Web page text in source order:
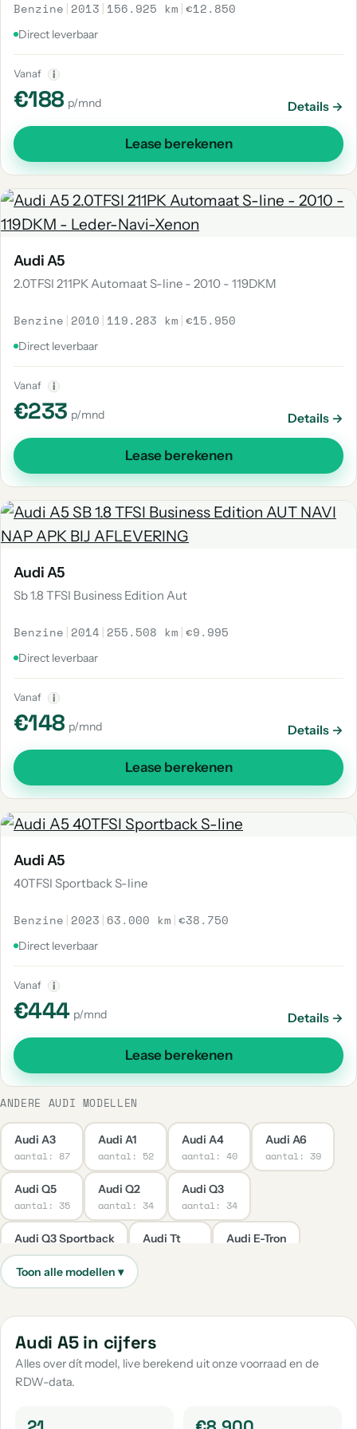
Benzine | 2013 | 156.925 km |€12.850
Direct leverbaar
Vanaf i
€188 p/mnd Details →
Lease berekenen
Audi A5
2.0TFSI 211PK Automaat S-line - 2010 - 119DKM
Benzine | 2010 | 119.283 km |€15.950
Direct leverbaar
Vanaf i
€233 p/mnd Details →
Lease berekenen
Audi A5
Sb 1.8 TFSI Business Edition Aut
Benzine | 2014 | 255.508 km |€9.995
Direct leverbaar
Vanaf i
€148 p/mnd Details →
Lease berekenen
Audi A5
40TFSI Sportback S-line
Benzine | 2023 | 63.000 km |€38.750
Direct leverbaar
Vanaf i
€444 p/mnd Details →
Lease berekenen
ANDERE AUDI MODELLEN
Audi A3
aantal: 87
Audi A1
aantal: 52
Audi A4
aantal: 40
Audi A6
aantal: 39
Audi Q5
aantal: 35
Audi Q2
aantal: 34
Audi Q3
aantal: 34
Audi Q3 Sportback
aantal: 28
Audi Tt Audi E-Tron
Audi S5 Audi A8
Audi Rs3
aantal: 6
Audi A6 Allroad
aantal: 4
Audi Q5 Sportback
Audi A5 in cijfers
Alles over dít model, live berekend uit onze voorraad en de
RDW-data.